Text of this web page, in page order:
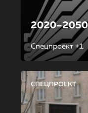
2020–2050
Спецпроект +1
СПЕЦПРОЕКТ